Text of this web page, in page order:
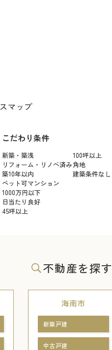
マップ
こだわり条件
新築・築浅
100坪以上
リフォーム・リノベ済み角地
築10年以内
建築条件なし
ペット可マンション
1000万円以下
日当たり良好
45坪以上
不動産を探す
海南市
新築戸建
中古戸建